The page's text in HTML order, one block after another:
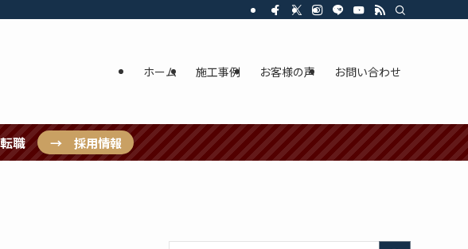
ホーム 施工事例 お客様の声 お問い合わせ
職 → 採用情報